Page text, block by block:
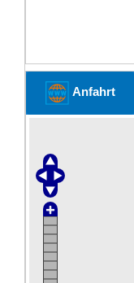
Anfahrt